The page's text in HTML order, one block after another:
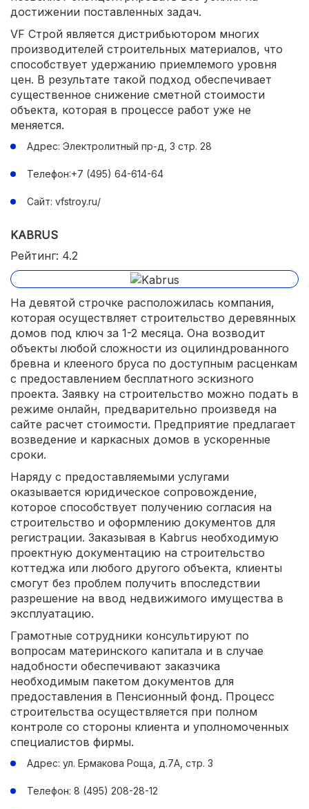
достижении поставленных задач.
VF Строй является дистрибьютором многих
производителей строительных материалов, что
способствует удержанию приемлемого уровня
цен. В результате такой подход обеспечивает
существенное снижение сметной стоимости
объекта, которая в процессе работ уже не
меняется.
Адрес: Электролитный пр-д, 3 стр. 28
Телефон:+7 (495) 64-614-64
Сайт: vfstroy.ru/
KABRUS
Рейтинг: 4.2
На девятой строчке расположилась компания,
которая осуществляет строительство деревянных
домов под ключ за 1-2 месяца. Она возводит
объекты любой сложности из оцилиндрованного
бревна и клееного бруса по доступным расценкам
с предоставлением бесплатного эскизного
проекта. Заявку на строительство можно подать в
режиме онлайн, предварительно произведя на
сайте расчет стоимости. Предприятие предлагает
возведение и каркасных домов в ускоренные
сроки.
Наряду с предоставляемыми услугами
оказывается юридическое сопровождение,
которое способствует получению согласия на
строительство и оформлению документов для
регистрации. Заказывая в Kabrus необходимую
проектную документацию на строительство
коттеджа или любого другого объекта, клиенты
смогут без проблем получить впоследствии
разрешение на ввод недвижимого имущества в
эксплуатацию.
Грамотные сотрудники консультируют по
вопросам материнского капитала и в случае
надобности обеспечивают заказчика
необходимым пакетом документов для
предоставления в Пенсионный фонд. Процесс
строительства осуществляется при полном
контроле со стороны клиента и уполномоченных
специалистов фирмы.
Адрес: ул. Ермакова Роща, д.7А, стр. 3
Телефон: 8 (495) 208-28-12